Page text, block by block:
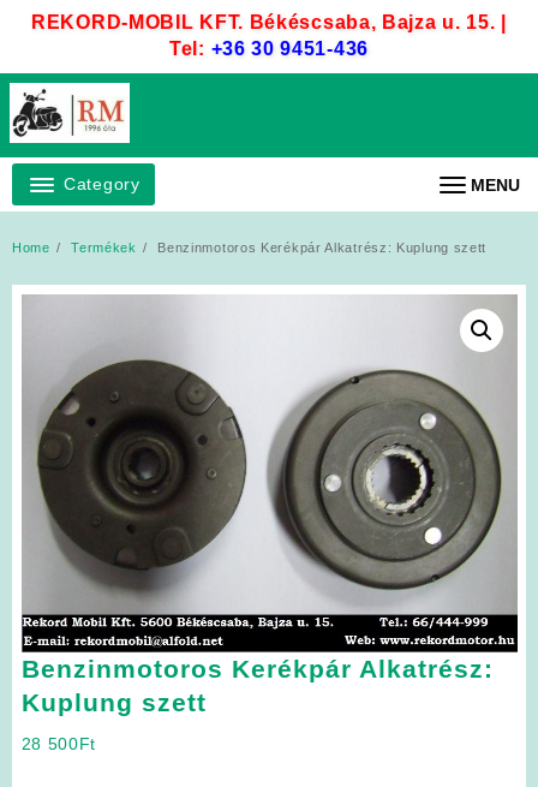
REKORD-MOBIL KFT. Békéscsaba, Bajza u. 15. |
Tel: +36 30 9451-436
Category MENU
Home Termékek Benzinmotoros Kerékpár Alkatrész: Kuplung szett
Benzinmotoros Kerékpár Alkatrész:
Kuplung szett
28 500Ft